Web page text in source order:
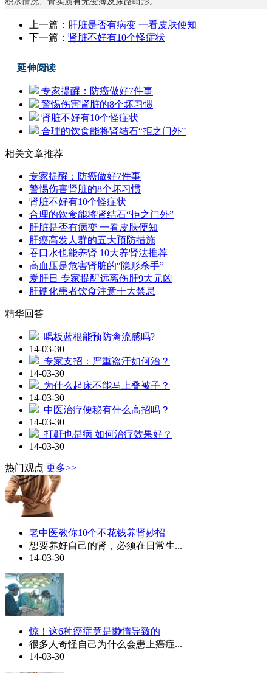
上一篇： 肝脏是否有病变 一看皮肤便知
下一篇： 肾脏不好有10个怪症状
延伸阅读
专家提醒：防癌做好7件事
警惕伤害肾脏的8个坏习惯
肾脏不好有10个怪症状
合理的饮食能将肾结石“拒之门外”
相关文章推荐
专家提醒：防癌做好7件事
警惕伤害肾脏的8个坏习惯
肾脏不好有10个怪症状
合理的饮食能将肾结石“拒之门外”
肝脏是否有病变 一看皮肤便知
肝癌高发人群的五大预防措施
吞口水也能养肾 10大养肾法推荐
高血压是危害肾脏的“隐形杀手”
爱肝日 专家提醒远离伤肝9大元凶
肝硬化患者饮食注意十大禁忌
精华回答
喝板蓝根能预防禽流感吗?
14-03-30
专家支招：严重盗汗如何治？
14-03-30
为什么起床不能马上叠被子？
14-03-30
中医治疗便秘有什么高招吗？
14-03-30
打鼾也是病 如何治疗效果好？
14-03-30
热门观点 更多>>
老中医教你10个不花钱养肾妙招
想要养好自己的肾，必须在日常生...
14-03-30
惊！这6种癌症竟是懒惰导致的
很多人奇怪自己为什么会患上癌症...
14-03-30